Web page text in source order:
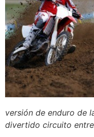
versión de enduro de
divertido circuito